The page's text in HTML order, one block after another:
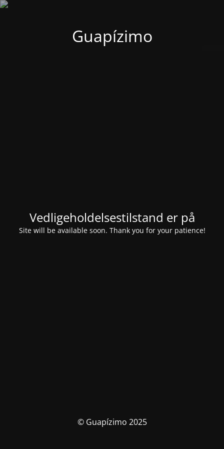
Guapízimo
Vedligeholdelsestilstand er på
Site will be available soon. Thank you for your patience!
© Guapízimo 2025